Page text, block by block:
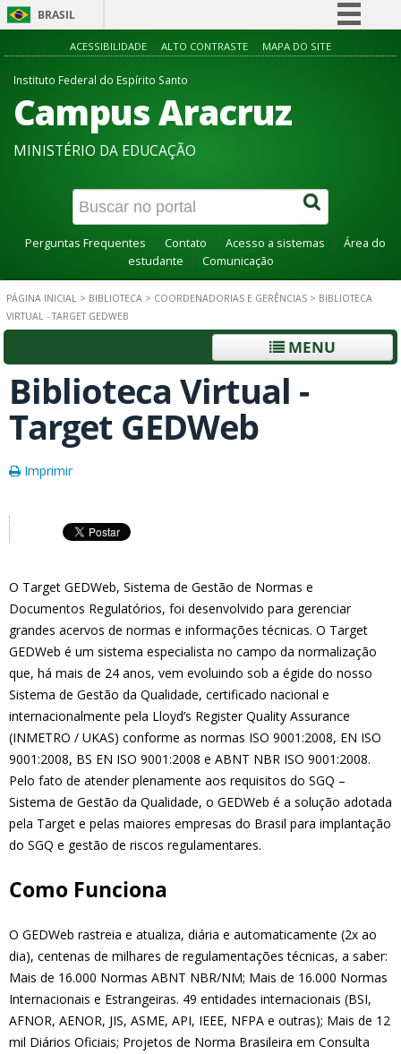
BRASIL
Simplifique!
Acesso à informação
Canais
ACESSIBILIDADE ALTO CONTRASTE MAPA DO SITE
Instituto Federal do Espírito Santo
Campus Aracruz
MINISTÉRIO DA EDUCAÇÃO
Perguntas Frequentes Contato Acesso a sistemas
Área do
estudante
Comunicação
PÁGINA INICIAL > BIBLIOTECA > COORDENADORIAS E GERÊNCIAS > BIBLIOTECA
VIRTUAL - TARGET GEDWEB
MENU
Biblioteca Virtual -
Target GEDWeb
Imprimir
O Target GEDWeb, Sistema de Gestão de Normas e
Documentos Regulatórios, foi desenvolvido para gerenciar
grandes acervos de normas e informações técnicas. O Target
GEDWeb é um sistema especialista no campo da normalização
que, há mais de 24 anos, vem evoluindo sob a égide do nosso
Sistema de Gestão da Qualidade, certificado nacional e
internacionalmente pela Lloyd’s Register Quality Assurance
(INMETRO / UKAS) conforme as normas ISO 9001:2008, EN ISO
9001:2008, BS EN ISO 9001:2008 e ABNT NBR ISO 9001:2008.
Pelo fato de atender plenamente aos requisitos do SGQ –
Sistema de Gestão da Qualidade, o GEDWeb é a solução adotada
pela Target e pelas maiores empresas do Brasil para implantação
do SGQ e gestão de riscos regulamentares.
Como Funciona
O GEDWeb rastreia e atualiza, diária e automaticamente (2x ao
dia), centenas de milhares de regulamentações técnicas, a saber:
Mais de 16.000 Normas ABNT NBR/NM; Mais de 16.000 Normas
Internacionais e Estrangeiras. 49 entidades internacionais (BSI,
AFNOR, AENOR, JIS, ASME, API, IEEE, NFPA e outras); Mais de 12
mil Diários Oficiais; Projetos de Norma Brasileira em Consulta